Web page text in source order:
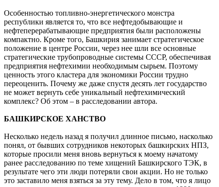
Особенностью топливно-энергетического монстра
республики является то, что все нефтедобывающие и
нефтеперерабатывающие предприятия были расположены
компактно. Кроме того, Башкирия занимает стратегическое
положение в центре России, через нее шли все основные
стратегические трубопроводные системы СССР, обеспечивая
предприятия нефтехимии необходимым сырьем. Поэтому
ценность этого кластера для экономики России трудно
переоценить. Почему же даже спустя десять лет государство
не может вернуть себе уникальный нефтехимический
комплекс? Об этом – в расследовании автора.
БАШКИРСКОЕ ХАНСТВО
Несколько недель назад я получил длинное письмо, насколько
понял, от бывших сотрудников некоторых башкирских НПЗ,
которые просили меня вновь вернуться к моему начатому
ранее расследованию по теме хищений Башкирского ТЭК, в
результате чего эти люди потеряли свои акции. Но не только
это заставило меня взяться за эту тему. Дело в том, что я лицо